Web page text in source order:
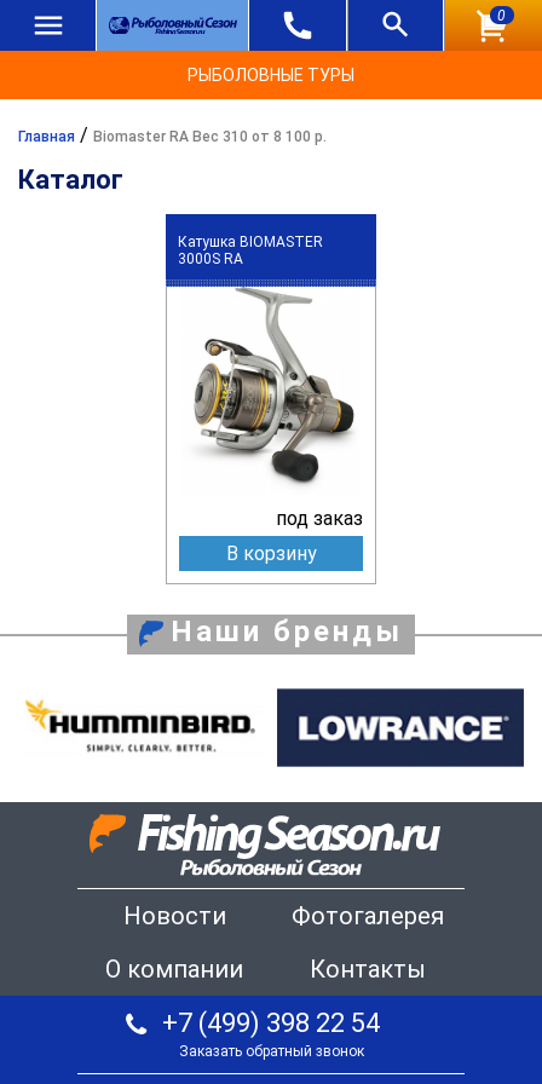
0
РЫБОЛОВНЫЕ ТУРЫ
Главная / Biomaster RA Вес 310 от 8 100 р.
Каталог
Катушка BIOMASTER
3000S RA
под заказ
В корзину
Наши бренды
Новости
Фотогалерея
О компании
Контакты
+7 (499) 398 22 54
Заказать обратный звонок